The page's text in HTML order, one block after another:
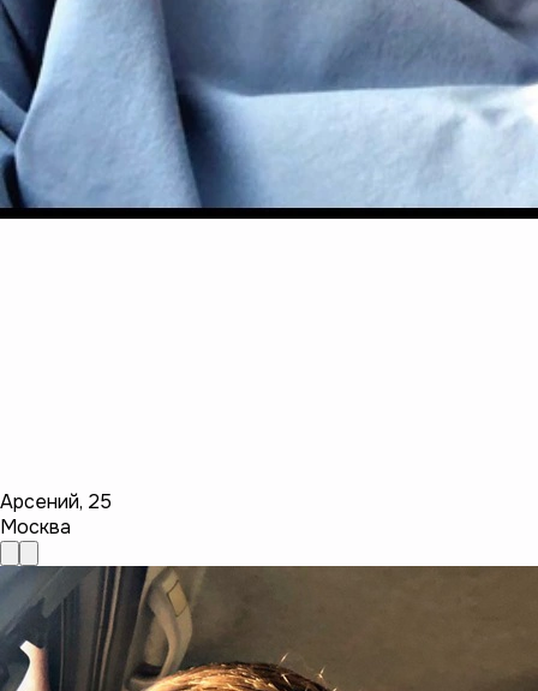
Арсений, 25
Москва